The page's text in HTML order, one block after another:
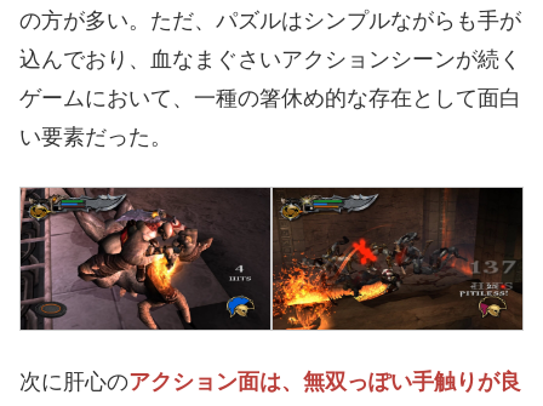
の方が多い。ただ、パズルはシンプルながらも手が
込んでおり、血なまぐさいアクションシーンが続く
ゲームにおいて、一種の箸休め的な存在として面白
い要素だった。
次に肝心のアクション面は、無双っぽい手触りが良